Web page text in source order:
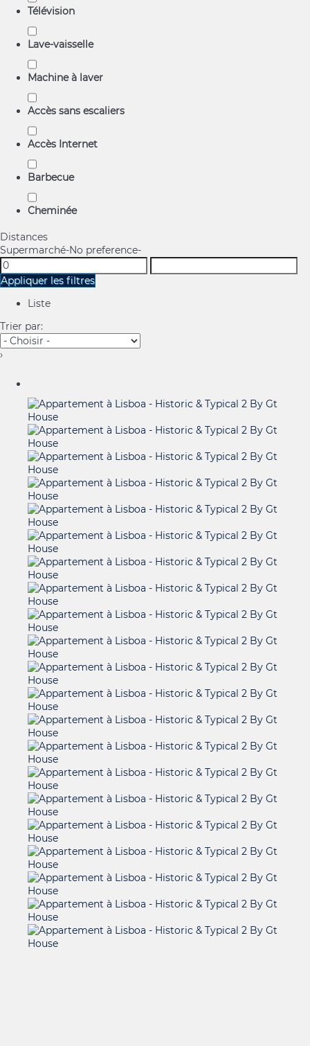
Télévision
Lave-vaisselle
Machine à laver
Accès sans escaliers
Accès Internet
Barbecue
Cheminée
Distances
Supermarché-No preference-
Appliquer les filtres
Liste
Trier par:
›